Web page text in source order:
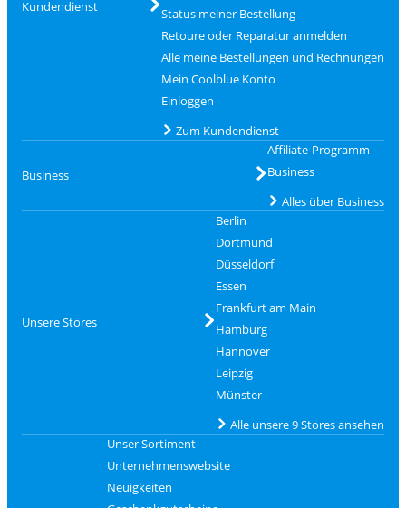
Kundendienst
Status meiner Bestellung
Retoure oder Reparatur anmelden
Alle meine Bestellungen und Rechnungen
Mein Coolblue Konto
Einloggen
Zum Kundendienst
Business
Affiliate-Programm
Business
Alles über Business
Unsere Stores
Berlin
Dortmund
Düsseldorf
Essen
Frankfurt am Main
Hamburg
Hannover
Leipzig
Münster
Alle unsere 9 Stores ansehen
Unser Sortiment
Unternehmenswebsite
Neuigkeiten